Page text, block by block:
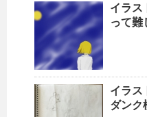
イラ
って難
イラ
ダンク